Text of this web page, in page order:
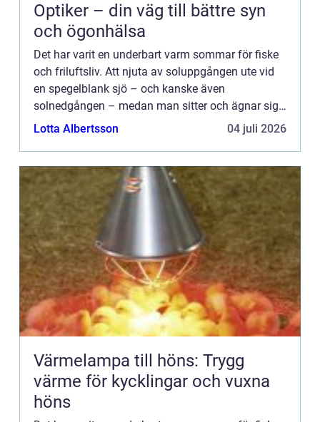
Optiker – din väg till bättre syn
och ögonhälsa
Det har varit en underbart varm sommar för fiske
och friluftsliv. Att njuta av soluppgången ute vid
en spegelblank sjö – och kanske även
solnedgången – medan man sitter och ägnar sig
åt flugfiske i Göteborg är något som många av
Lotta Albertsson 04 juli 2026
Värmelampa till höns: Trygg
värme för kycklingar och vuxna
höns